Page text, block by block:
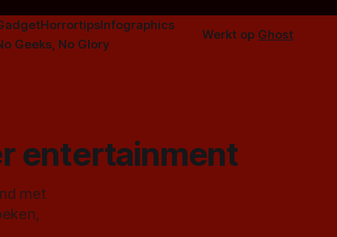
HorrortipsInfographics
Geeks, No Glory
Werkt op Ghost
entertainment
met